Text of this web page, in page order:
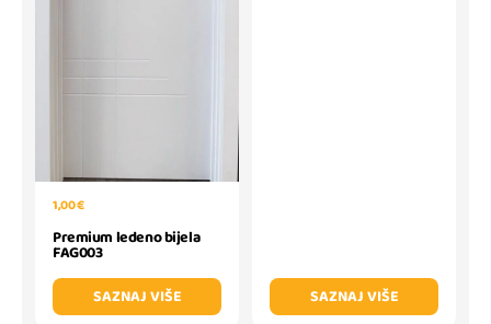
1,00 €
Premium ledeno bijela
FAG003
SAZNAJ VIŠE
SAZNAJ VIŠE